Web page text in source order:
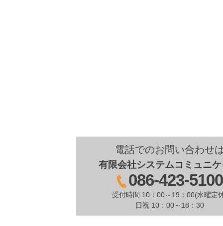
電話でのお問い合わせ
有限会社システムコミュニ
086-423-5100
受付時間 10：00～19：00(水曜定
日祝 10：00～18：30